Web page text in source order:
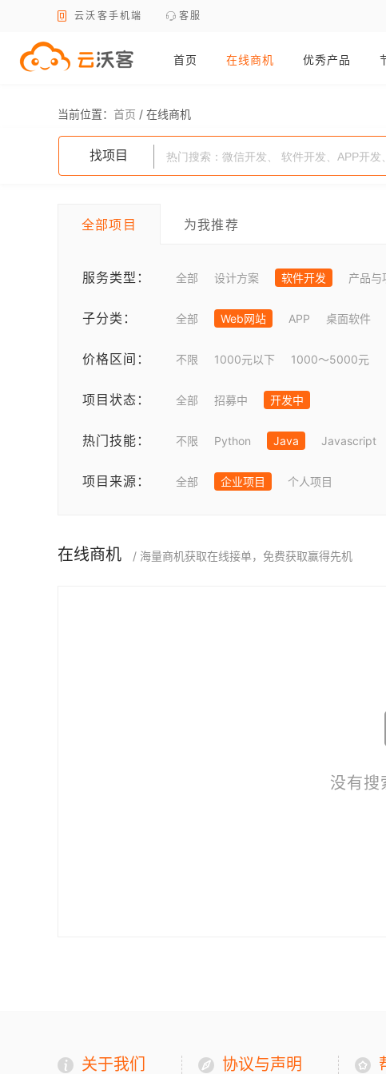
云沃客手机端 客服
首页 在线商机 优秀产品
当前位置： 首页 / 在线商机
找项目
全部项目 为我推荐
服务类型： 全部 设计方案 软件开发 产品与
子分类： 全部 Web网站 APP 桌面软件
价格区间： 不限 1000元以下 1000～5000元
项目状态： 全部 招募中 开发中
热门技能： 不限 Python Java Javascript
项目来源： 全部 企业项目 个人项目
在线商机 / 海量商机获取在线接单，免费获取赢得先机
没有搜
关于我们 协议与声明